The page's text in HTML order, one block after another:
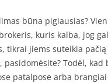
būna pigiausias?
kuris kalba, jog
tikrai jiems suteikia
pasidomėsite? Todėl,
patalpose arba